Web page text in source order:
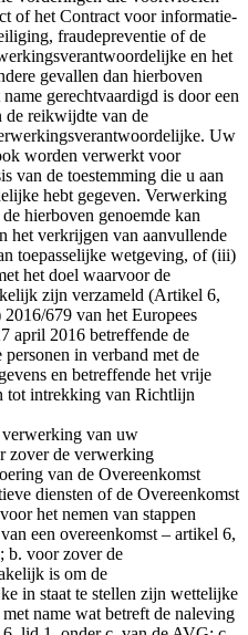
of het Contract voor informatie-
fraudepreventie of de
en het
gevallen dan hierboven
gerechtvaardigd is door een
de reikwijdte van de
Uw
worden verwerkt voor
van de toestemming die u aan
hebt gegeven. Verwerking
hierboven genoemde kan
het verkrijgen van aanvullende
toepasselijke wetgeving, of (iii)
het doel waarvoor de
zijn verzameld (Artikel 6,
679 van het Europees
april 2016 betreffende de
in verband met de
en betreffende het vrije
tot intrekking van Richtlijn
verwerking van uw
zover de verwerking
van de Overeenkomst
diensten of de Overeenkomst
het nemen van stappen
een overeenkomst – artikel 6,
b. voor zover de
is om de
in staat te stellen zijn wettelijke
name wat betreft de naleving